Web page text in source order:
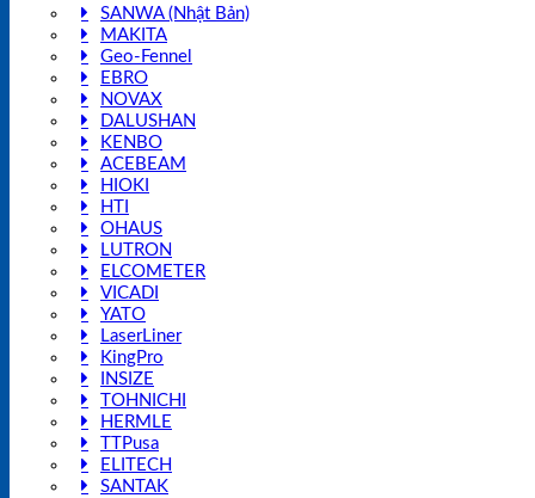
SANWA (Nhật Bản)
MAKITA
Geo-Fennel
EBRO
NOVAX
DALUSHAN
KENBO
ACEBEAM
HIOKI
HTI
OHAUS
LUTRON
ELCOMETER
VICADI
YATO
LaserLiner
KingPro
INSIZE
TOHNICHI
HERMLE
TTPusa
ELITECH
SANTAK